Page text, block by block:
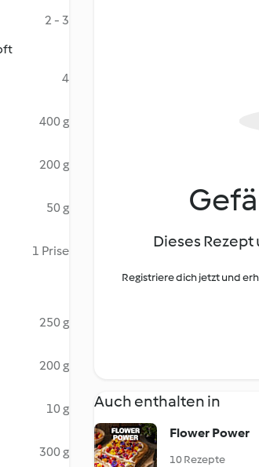
2 - 3
4
400 g
200 g
50 g
1 Prise
250 g
200 g
10 g
300 g
Dieses
Registriere dich jetzt und
Auch enthalten in
Flower Power
10 Rezepte